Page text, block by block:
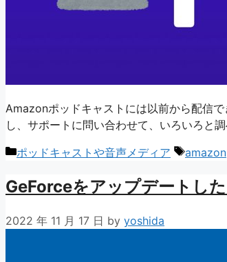
Amazonポッドキャストには以前から配信
し、サポートに問い合わせて、いろいろと
カ
ゴ
ー
ポッドキャストや音声メディア
タ
amazon
GeForceをアップデートし
2022 年 11 月 17 日 by yoshida